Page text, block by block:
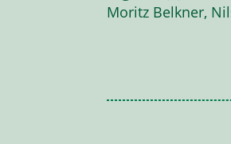
Moritz Belkner,